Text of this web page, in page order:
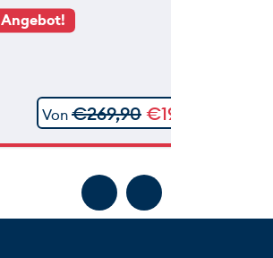
Angebot!
Von€269,90€199,90